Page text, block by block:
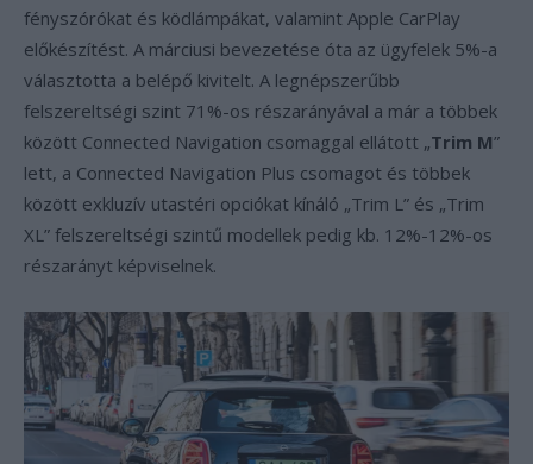
fényszórókat és ködlámpákat, valamint Apple CarPlay
előkészítést. A márciusi bevezetése óta az ügyfelek 5%-a
választotta a belépő kivitelt. A legnépszerűbb
felszereltségi szint 71%-os részarányával a már a többek
között Connected Navigation csomaggal ellátott „Trim M”
lett, a Connected Navigation Plus csomagot és többek
között exkluzív utastéri opciókat kínáló „Trim L” és „Trim
XL” felszereltségi szintű modellek pedig kb. 12%-12%-os
részarányt képviselnek.